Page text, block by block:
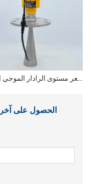
مساحيق المواد الصلبة مستشعر مستوى الرادار الموجي الموجه
الحصول على